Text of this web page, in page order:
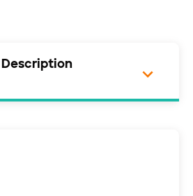
Description